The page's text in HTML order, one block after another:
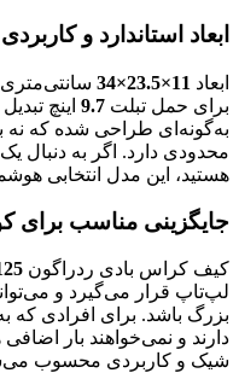
ابعاد استاندارد و کاربردی
ابعاد 11×23.5×34
سانتی‌متری
برای حمل تبلت 9.7 اینچ
به‌گونه‌ای طراحی شده که
محدودی دارد. اگر به دنبال
هستید، این مدل انتخابی
جایگزینی مناسب برای
کیف کراس بادی ردراگون
لپ‌تاپ قرار می‌گیرد و
بزرگ باشد. برای افرادی که
دارند و نمی‌خواهند بار
شیک و کاربردی محسوب